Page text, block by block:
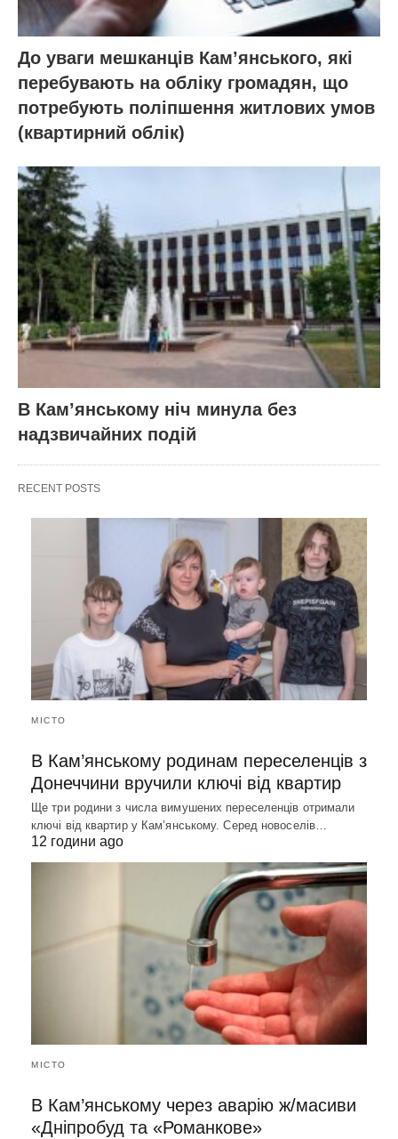
До уваги мешканців Кам’янського, які
перебувають на обліку громадян, що
потребують поліпшення житлових умов
(квартирний облік)
В Кам’янському ніч минула без
надзвичайних подій
RECENT POSTS
МІСТО
В Кам’янському родинам переселенців з
Донеччини вручили ключі від квартир
Ще три родини з числа вимушених переселенців отримали
ключі від квартир у Кам’янському. Серед новоселів…
12 години ago
МІСТО
В Кам’янському через аварію ж/масиви
«Дніпробуд та «Романкове»